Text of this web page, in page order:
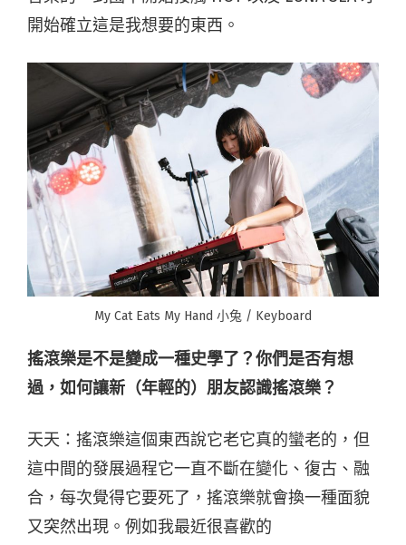
開始確立這是我想要的東西。
My Cat Eats My Hand 小兔 / Keyboard
搖滾樂是不是變成一種史學了？你們是否有想
過，如何讓新（年輕的）朋友認識搖滾樂？
天天：搖滾樂這個東西說它老它真的蠻老的，但
這中間的發展過程它一直不斷在變化、復古、融
合，每次覺得它要死了，搖滾樂就會換一種面貌
又突然出現。例如我最近很喜歡的